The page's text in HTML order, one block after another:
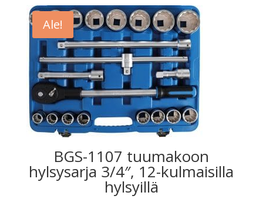
Ale!
BGS-1107 tuumakoon
hylsysarja 3/4″, 12-kulmaisilla
hylsyillä